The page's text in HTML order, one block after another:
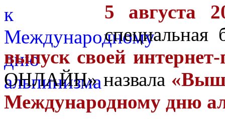
5 августа
выпуск своей интернет-
ОНЛАЙН» назвала
Международному дню